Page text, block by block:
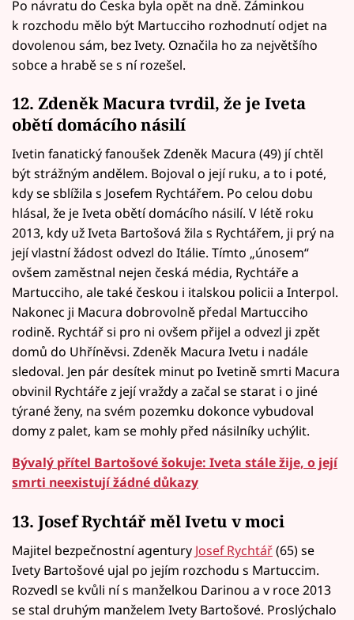
Po návratu do Česka byla opět na dně. Záminkou
k rozchodu mělo být Martucciho rozhodnutí odjet na
dovolenou sám, bez Ivety. Označila ho za největšího
sobce a hrabě se s ní rozešel.
12. Zdeněk Macura tvrdil, že je Iveta
obětí domácího násilí
Ivetin fanatický fanoušek Zdeněk Macura (49) jí chtěl
být strážným andělem. Bojoval o její ruku, a to i poté,
kdy se sblížila s Josefem Rychtářem. Po celou dobu
hlásal, že je Iveta obětí domácího násilí. V létě roku
2013, kdy už Iveta Bartošová žila s Rychtářem, ji prý na
její vlastní žádost odvezl do Itálie. Tímto „únosem“
ovšem zaměstnal nejen česká média, Rychtáře a
Martucciho, ale také českou i italskou policii a Interpol.
Nakonec ji Macura dobrovolně předal Martucciho
rodině. Rychtář si pro ni ovšem přijel a odvezl ji zpět
domů do Uhříněvsi. Zdeněk Macura Ivetu i nadále
sledoval. Jen pár desítek minut po Ivetině smrti Macura
obvinil Rychtáře z její vraždy a začal se starat i o jiné
týrané ženy, na svém pozemku dokonce vybudoval
domy z palet, kam se mohly před násilníky uchýlit.
Bývalý přítel Bartošové šokuje: Iveta stále žije, o její
smrti neexistují žádné důkazy
13. Josef Rychtář měl Ivetu v moci
Majitel bezpečnostní agentury Josef Rychtář(65) se
Ivety Bartošové ujal po jejím rozchodu s Martuccim.
Rozvedl se kvůli ní s manželkou Darinou a v roce 2013
se stal druhým manželem Ivety Bartošové. Proslýchalo